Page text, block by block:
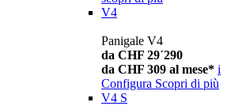
V4
Panigale V4
da CHF 29´290
da CHF 309 al mese* i
Configura Scopri di più
V4 S